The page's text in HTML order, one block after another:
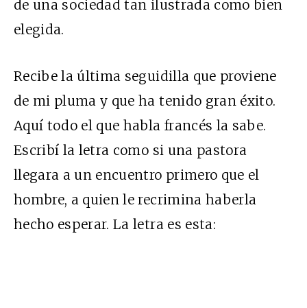
de una sociedad tan ilustrada como bien
elegida.
Recibe la última seguidilla que proviene
de mi pluma y que ha tenido gran éxito.
Aquí todo el que habla francés la sabe.
Escribí la letra como si una pastora
llegara a un encuentro primero que el
hombre, a quien le recrimina haberla
hecho esperar. La letra es esta: